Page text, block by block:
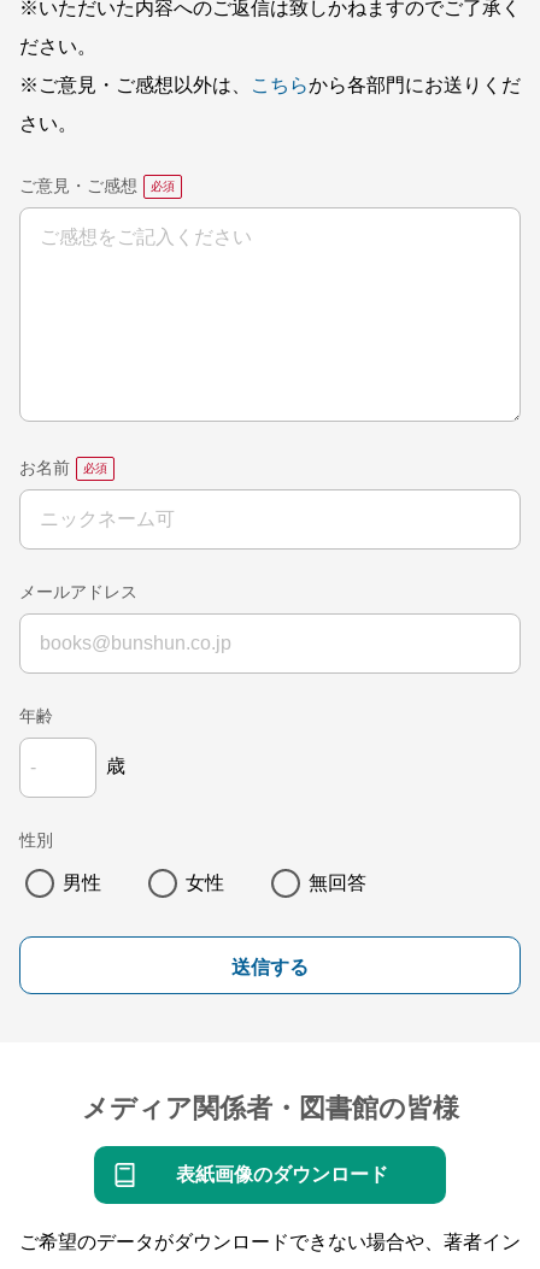
※いただいた内容へのご返信は致しかねますのでご了承く
ださい。
※ご意見・ご感想以外は、
こちらから各部門にお送りくだ
さい。
ご意見・ご感想
お名前
メールアドレス
年齢
歳
性別
男性 女性 無回答
送信する
メディア関係者・図書館の皆様
表紙画像のダウンロード
ご希望のデータがダウンロードできない場合や、著者イン